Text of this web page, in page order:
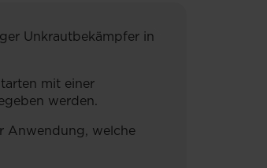
Unkrautbekämpfer in
mit einer
werden.
Anwendung, welche